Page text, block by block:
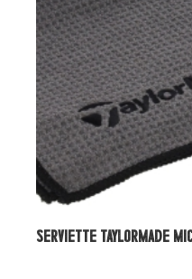
SERVIETTE TAYLORMADE